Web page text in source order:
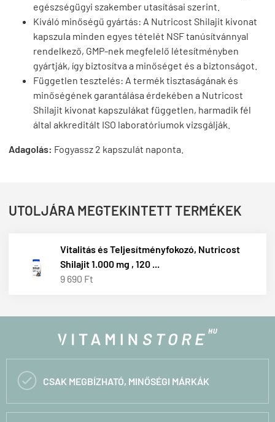
egészségügyi szakember utasításai szerint.
Kiváló minőségű gyártás: A Nutricost Shilajit kivonat
kapszula minden egyes tételét NSF tanúsítvánnyal
rendelkező, GMP-nek megfelelő létesítményben
gyártják, így biztosítva a minőséget és a biztonságot.
Független tesztelés: A termék tisztaságának és
minőségének garantálása érdekében a Nutricost
Shilajit kivonat kapszulákat független, harmadik fél
által akkreditált ISO laboratóriumok vizsgálják.
Adagolás: Fogyassz 2 kapszulát naponta.
UTOLJÁRA MEGTEKINTETT TERMÉKEK
Vitalitás és Teljesítményfokozó, Nutricost
Shilajit 1.000 mg , 120 ...
9 690 Ft
 CSAK MEGBÍZHATÓ, MINŐSÉGI MÁRKÁK